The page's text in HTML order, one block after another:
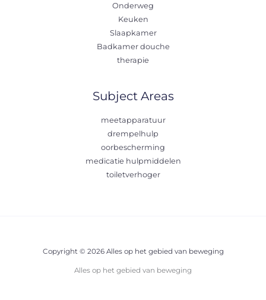
Onderweg
Keuken
Slaapkamer
Badkamer douche
therapie
Subject Areas
meetapparatuur
drempelhulp
oorbescherming
medicatie hulpmiddelen
toiletverhoger
Copyright © 2026 Alles op het gebied van beweging
Alles op het gebied van beweging